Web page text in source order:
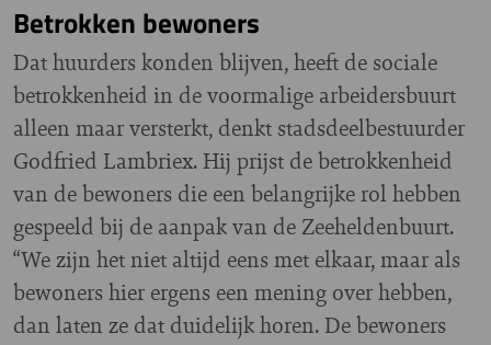
Betrokken bewoners
Dat huurders konden blijven, heeft de sociale
betrokkenheid in de voormalige arbeidersbuurt
alleen maar versterkt, denkt stadsdeelbestuurder
Godfried Lambriex. Hij prijst de betrokkenheid
van de bewoners die een belangrijke rol hebben
gespeeld bij de aanpak van de Zeeheldenbuurt.
“We zijn het niet altijd eens met elkaar, maar als
bewoners hier ergens een mening over hebben,
dan laten ze dat duidelijk horen. De bewoners